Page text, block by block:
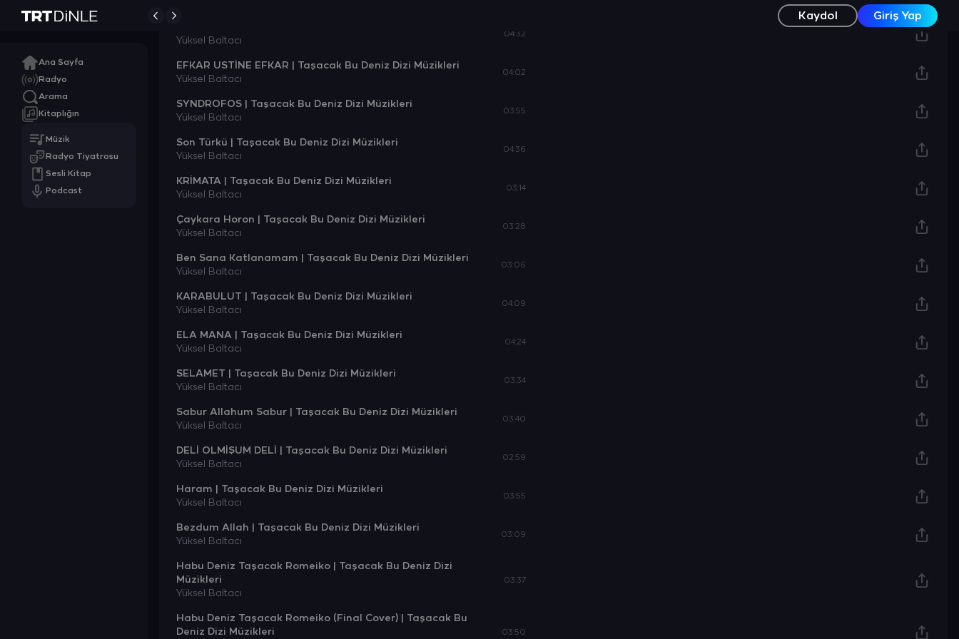
Kaydol Giriş Yap
Ana Sayfa
Radyo
Arama
Kitaplığın
Müzik
Radyo Tiyatrosu
Sesli Kitap
Podcast
Yüksel Baltacı
04:32
EFKAR USTİNE EFKAR | Taşacak Bu Deniz Dizi Müzikleri
Yüksel Baltacı
04:02
SYNDROFOS | Taşacak Bu Deniz Dizi Müzikleri
Yüksel Baltacı
03:55
Son Türkü | Taşacak Bu Deniz Dizi Müzikleri
Yüksel Baltacı
04:36
KRİMATA | Taşacak Bu Deniz Dizi Müzikleri
Yüksel Baltacı
03:14
Çaykara Horon | Taşacak Bu Deniz Dizi Müzikleri
Yüksel Baltacı
03:28
Ben Sana Katlanamam | Taşacak Bu Deniz Dizi Müzikleri
Yüksel Baltacı
03:06
KARABULUT | Taşacak Bu Deniz Dizi Müzikleri
Yüksel Baltacı
04:09
ELA MANA | Taşacak Bu Deniz Dizi Müzikleri
Yüksel Baltacı
04:24
SELAMET | Taşacak Bu Deniz Dizi Müzikleri
Yüksel Baltacı
03:34
Sabur Allahum Sabur | Taşacak Bu Deniz Dizi Müzikleri
Yüksel Baltacı
03:40
DELİ OLMİŞUM DELİ | Taşacak Bu Deniz Dizi Müzikleri
Yüksel Baltacı
02:59
Haram | Taşacak Bu Deniz Dizi Müzikleri
Yüksel Baltacı
03:55
Bezdum Allah | Taşacak Bu Deniz Dizi Müzikleri
Yüksel Baltacı
03:09
Habu Deniz Taşacak Romeiko | Taşacak Bu Deniz Dizi
Müzikleri
Yüksel Baltacı
03:37
Habu Deniz Taşacak Romeiko (Final Cover) | Taşacak Bu
Deniz Dizi Müzikleri
03:50